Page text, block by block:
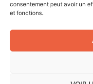
consentement peut avoir un
et fonctions.